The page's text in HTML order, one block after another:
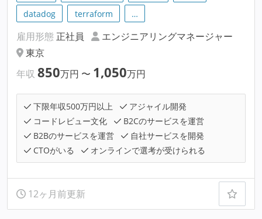
datadog
terraform …
雇用形態 正社員
エンジニアリングマネージャー
東京
年収 850万円 〜 1,050万円
下限年収500万円以上
アジャイル開発
コードレビュー文化
B2Cのサービスを運営
B2Bのサービスを運営
自社サービスを開発
CTOがいる
オンラインで選考が受けられる
12ヶ月前更新